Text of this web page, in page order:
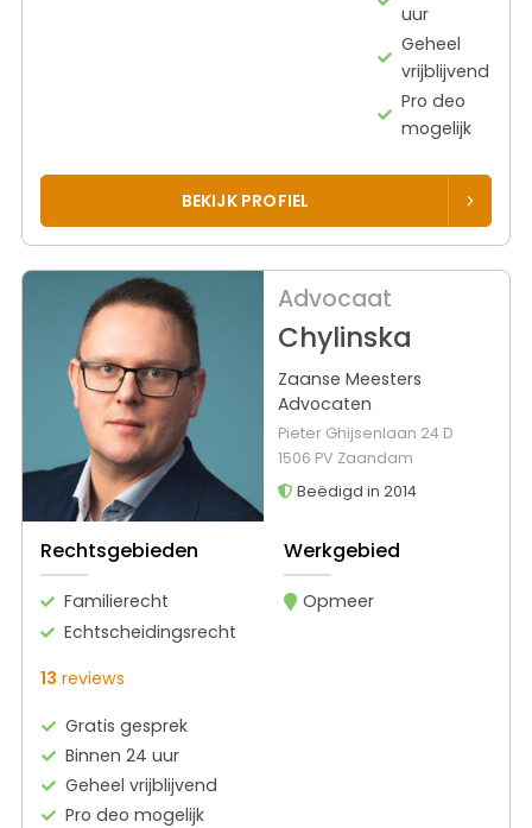
uur
Geheel
vrijblijvend
Pro deo
mogelijk
BEKIJK PROFIEL
Advocaat
Chylinska
Zaanse Meesters
Advocaten
Pieter Ghijsenlaan 24 D
1506 PV Zaandam
Beëdigd in 2014
Rechtsgebieden
Familierecht
Echtscheidingsrecht
Werkgebied
Opmeer
13 reviews
Gratis gesprek
Binnen 24 uur
Geheel vrijblijvend
Pro deo mogelijk